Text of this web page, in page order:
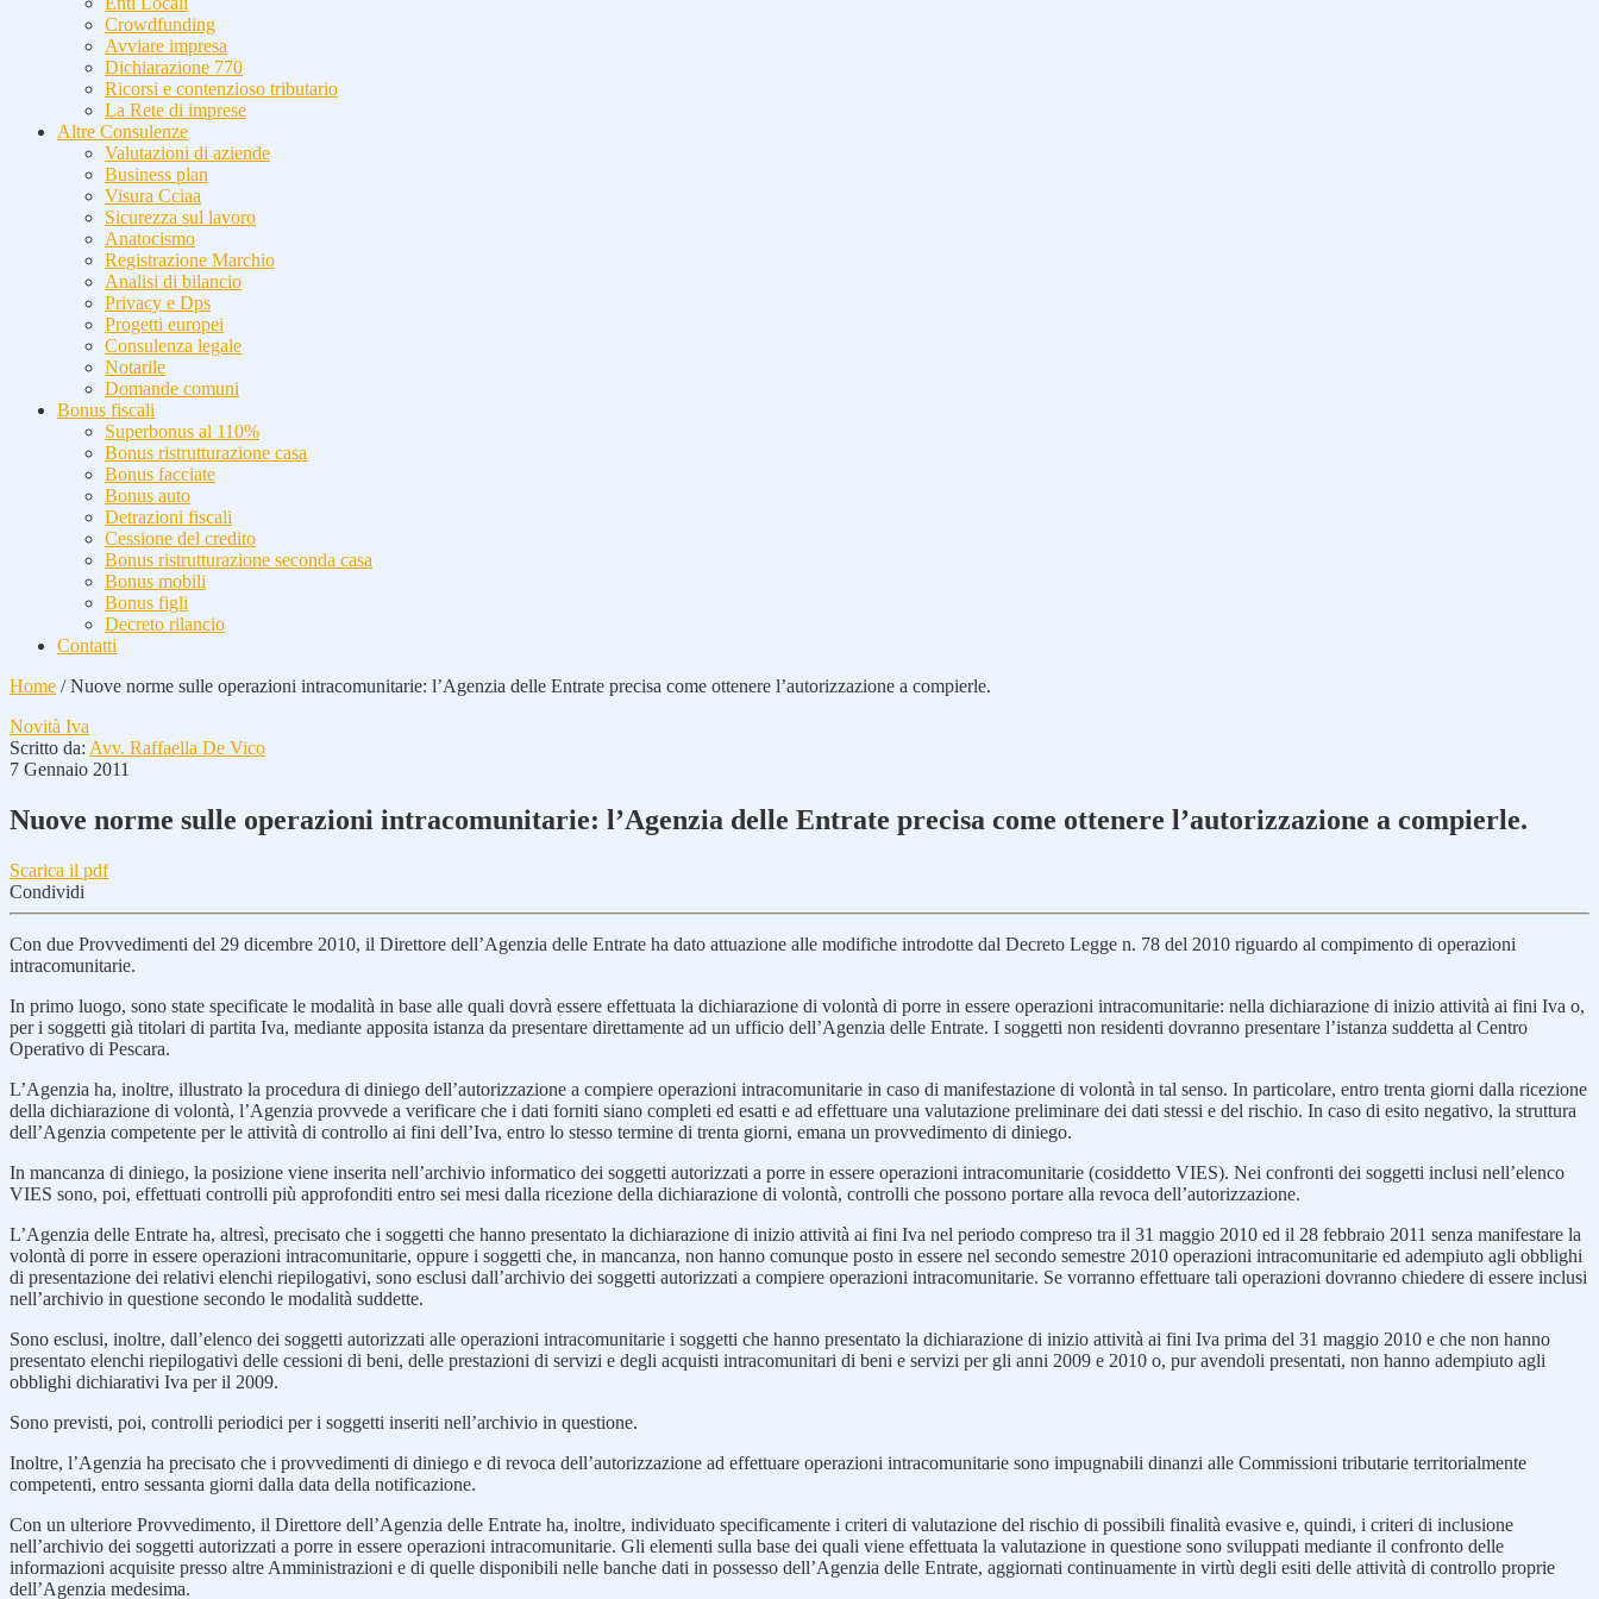
Crowdfunding
Avviare impresa
Dichiarazione 770
Ricorsi e contenzioso tributario
La Rete di imprese
Altre Consulenze
Valutazioni di aziende
Business plan
Visura Cciaa
Sicurezza sul lavoro
Anatocismo
Registrazione Marchio
Analisi di bilancio
Privacy e Dps
Progetti europei
Consulenza legale
Notarile
Domande comuni
Bonus fiscali
Superbonus al 110%
Bonus ristrutturazione casa
Bonus facciate
Bonus auto
Detrazioni fiscali
Cessione del credito
Bonus ristrutturazione seconda casa
Bonus mobili
Bonus figli
Decreto rilancio
Contatti
Home /Nuove norme sulle operazioni intracomunitarie: l’Agenzia delle Entrate precisa come ottenere l’autorizzazione a compierle.
Novità Iva
Scritto da: Avv. Raffaella De Vico
7 Gennaio 2011
Nuove norme sulle operazioni intracomunitarie: l’Agenzia delle Entrate precisa come ottenere l’autorizzazione a compierle.
Scarica il pdf
Condividi
Con due Provvedimenti del 29 dicembre 2010, il Direttore dell’Agenzia delle Entrate ha dato attuazione alle modifiche introdotte dal Decreto Legge n. 78 del 2010 riguardo al compimento di operazioni
intracomunitarie.
In primo luogo, sono state specificate le modalità in base alle quali dovrà essere effettuata la dichiarazione di volontà di porre in essere operazioni intracomunitarie: nella dichiarazione di inizio attività ai fini Iva o,
per i soggetti già titolari di partita Iva, mediante apposita istanza da presentare direttamente ad un ufficio dell’Agenzia delle Entrate. I soggetti non residenti dovranno presentare l’istanza suddetta al Centro
Operativo di Pescara.
L’Agenzia ha, inoltre, illustrato la procedura di diniego dell’autorizzazione a compiere operazioni intracomunitarie in caso di manifestazione di volontà in tal senso. In particolare, entro trenta giorni dalla ricezione
della dichiarazione di volontà, l’Agenzia provvede a verificare che i dati forniti siano completi ed esatti e ad effettuare una valutazione preliminare dei dati stessi e del rischio. In caso di esito negativo, la struttura
dell’Agenzia competente per le attività di controllo ai fini dell’Iva, entro lo stesso termine di trenta giorni, emana un provvedimento di diniego.
In mancanza di diniego, la posizione viene inserita nell’archivio informatico dei soggetti autorizzati a porre in essere operazioni intracomunitarie (cosiddetto VIES). Nei confronti dei soggetti inclusi nell’elenco
VIES sono, poi, effettuati controlli più approfonditi entro sei mesi dalla ricezione della dichiarazione di volontà, controlli che possono portare alla revoca dell’autorizzazione.
L’Agenzia delle Entrate ha, altresì, precisato che i soggetti che hanno presentato la dichiarazione di inizio attività ai fini Iva nel periodo compreso tra il 31 maggio 2010 ed il 28 febbraio 2011 senza manifestare la
volontà di porre in essere operazioni intracomunitarie, oppure i soggetti che, in mancanza, non hanno comunque posto in essere nel secondo semestre 2010 operazioni intracomunitarie ed adempiuto agli obblighi
di presentazione dei relativi elenchi riepilogativi, sono esclusi dall’archivio dei soggetti autorizzati a compiere operazioni intracomunitarie. Se vorranno effettuare tali operazioni dovranno chiedere di essere inclusi
nell’archivio in questione secondo le modalità suddette.
Sono esclusi, inoltre, dall’elenco dei soggetti autorizzati alle operazioni intracomunitarie i soggetti che hanno presentato la dichiarazione di inizio attività ai fini Iva prima del 31 maggio 2010 e che non hanno
presentato elenchi riepilogativi delle cessioni di beni, delle prestazioni di servizi e degli acquisti intracomunitari di beni e servizi per gli anni 2009 e 2010 o, pur avendoli presentati, non hanno adempiuto agli
obblighi dichiarativi Iva per il 2009.
Sono previsti, poi, controlli periodici per i soggetti inseriti nell’archivio in questione.
Inoltre, l’Agenzia ha precisato che i provvedimenti di diniego e di revoca dell’autorizzazione ad effettuare operazioni intracomunitarie sono impugnabili dinanzi alle Commissioni tributarie territorialmente
competenti, entro sessanta giorni dalla data della notificazione.
Con un ulteriore Provvedimento, il Direttore dell’Agenzia delle Entrate ha, inoltre, individuato specificamente i criteri di valutazione del rischio di possibili finalità evasive e, quindi, i criteri di inclusione
nell’archivio dei soggetti autorizzati a porre in essere operazioni intracomunitarie. Gli elementi sulla base dei quali viene effettuata la valutazione in questione sono sviluppati mediante il confronto delle
informazioni acquisite presso altre Amministrazioni e di quelle disponibili nelle banche dati in possesso dell’Agenzia delle Entrate, aggiornati continuamente in virtù degli esiti delle attività di controllo proprie
dell’Agenzia medesima.